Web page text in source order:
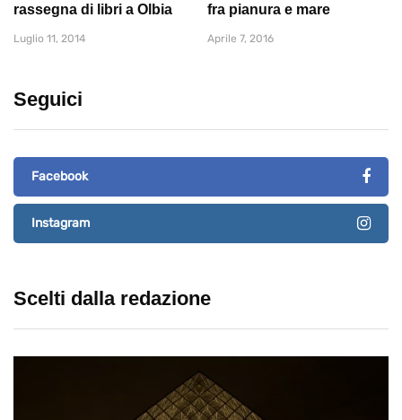
rassegna di libri a Olbia
Luglio 11, 2014
fra pianura e mare
Aprile 7, 2016
Seguici
Facebook
Instagram
Scelti dalla redazione